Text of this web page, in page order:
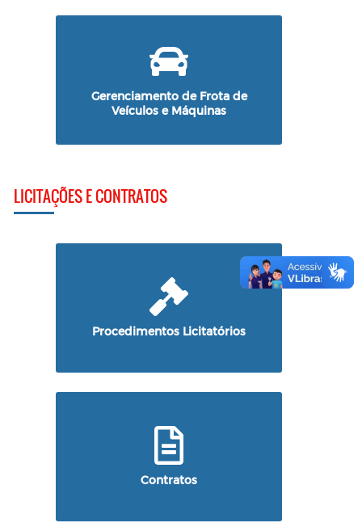
Gerenciamento de Frota de
Veículos e Máquinas
LICITAÇÕES E CONTRATOS
Procedimentos Licitatórios
Contratos